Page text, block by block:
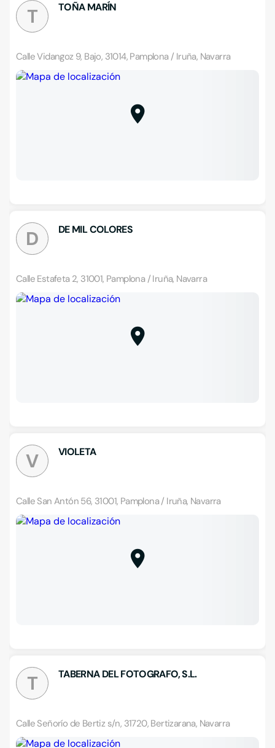
T TOÑA MARÍN
Calle Vidangoz 9, Bajo, 31014, Pamplona / Iruña, Navarra
D DE MIL COLORES
Calle Estafeta 2, 31001, Pamplona / Iruña, Navarra
V VIOLETA
Calle San Antón 56, 31001, Pamplona / Iruña, Navarra
T TABERNA DEL FOTOGRAFO, S.L.
Calle Señorío de Bertiz s/n, 31720, Bertizarana, Navarra